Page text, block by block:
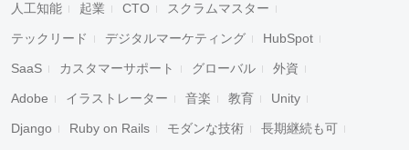
人工知能 起業 CTO スクラムマスター
テックリード デジタルマーケティング HubSpot
SaaS カスタマーサポート グローバル 外資
Adobe イラストレーター 音楽 教育 Unity
Django Ruby on Rails モダンな技術 長期継続も可